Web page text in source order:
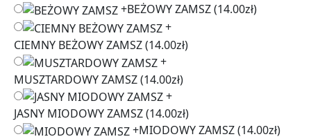
+BEŻOWY ZAMSZ(14.00zł)
+
CIEMNY BEŻOWY ZAMSZ(14.00zł)
+
MUSZTARDOWY ZAMSZ(14.00zł)
+
JASNY MIODOWY ZAMSZ(14.00zł)
+MIODOWY ZAMSZ(14.00zł)